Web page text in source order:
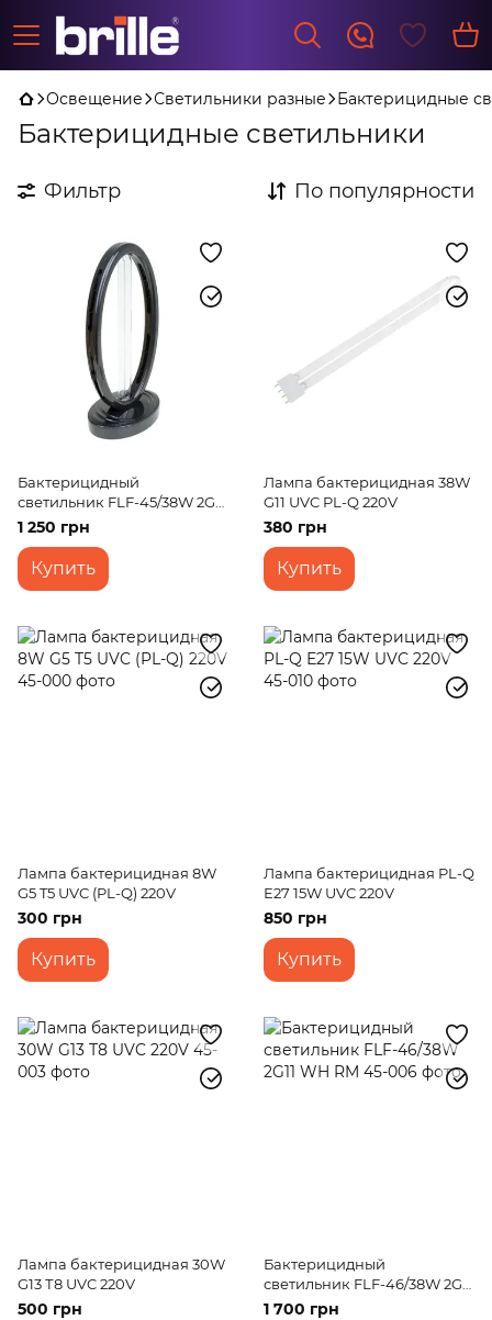
Освещение Светильники разные Бактерицидные
Бактерицидные светильники
Фильтр По популярности
Бактерицидный
светильник FLF-45/38W 2G11
BK
1 250 грн
Купить
Лампа бактерицидная 38W
G11 UVC PL-Q 220V
380 грн
Купить
Лампа бактерицидная 8W
G5 T5 UVC (PL-Q) 220V
300 грн
Купить
Лампа бактерицидная PL-Q
Е27 15W UVC 220V
850 грн
Купить
Лампа бактерицидная 30W
G13 Т8 UVC 220V
500 грн
Бактерицидный
светильник FLF-46/38W 2G11
WH RM
1 700 грн